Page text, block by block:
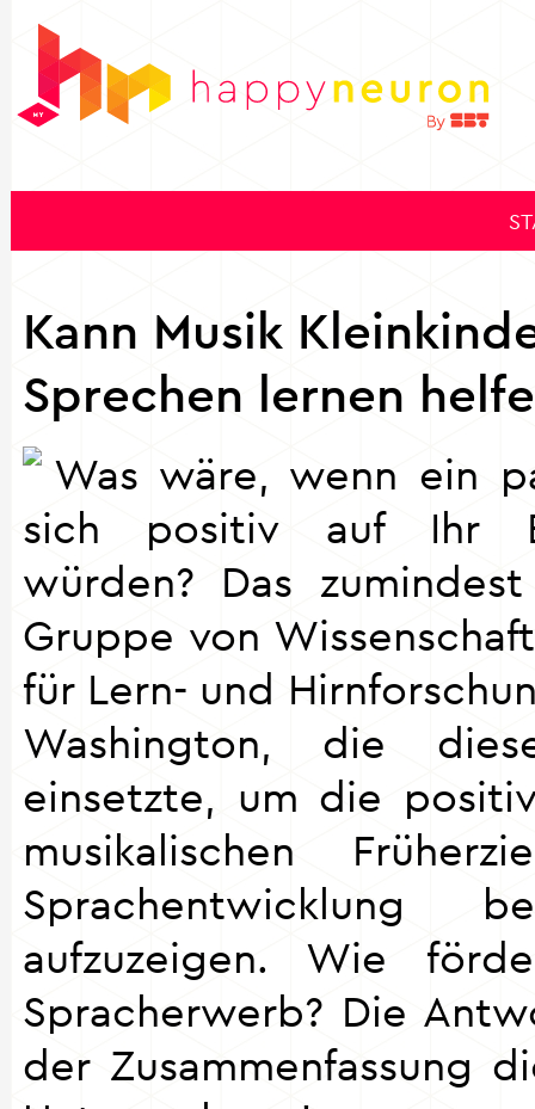
Kann Musik
Sprechen lernen
Was wäre, wenn ein
sich positiv auf Ihr
würden? Das
Gruppe von
für Lern- und
Washington, die
einsetzte, um die
musikalischen
Sprachentwicklung
aufzuzeigen. Wie
Spracherwerb? Die
der Zusammenfassung